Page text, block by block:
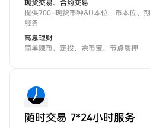
现货交易、合约交易
提供700+现货币种&U本位、币本位、
服务
高息理财
简单赚币、定投、余币宝、节点质押
随时交易 7*24小时服务